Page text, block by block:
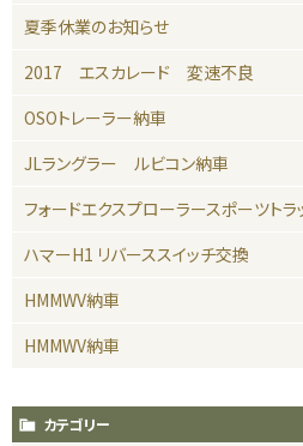
夏季休業のお知らせ
2017 エスカレード 変速不良
OSOトレーラー納車
JLラングラー ルビコン納車
フォードエクスプローラースポーツト
ハマーH1 リバーススイッチ交換
HMMWV納車
HMMWV納車
カテゴリー